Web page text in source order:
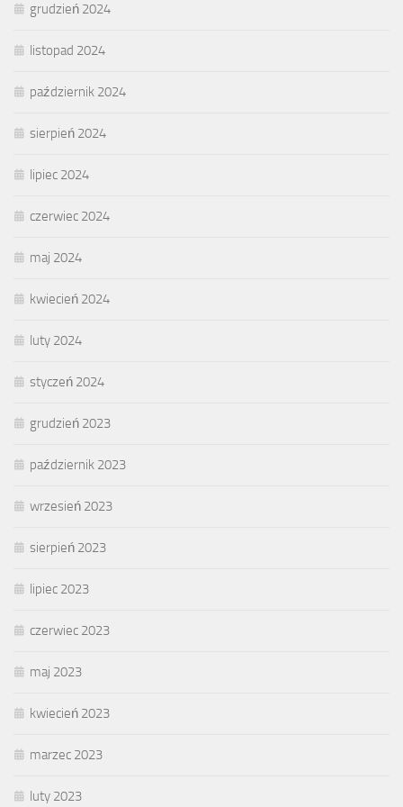
grudzień 2024
listopad 2024
październik 2024
sierpień 2024
lipiec 2024
czerwiec 2024
maj 2024
kwiecień 2024
luty 2024
styczeń 2024
grudzień 2023
październik 2023
wrzesień 2023
sierpień 2023
lipiec 2023
czerwiec 2023
maj 2023
kwiecień 2023
marzec 2023
luty 2023